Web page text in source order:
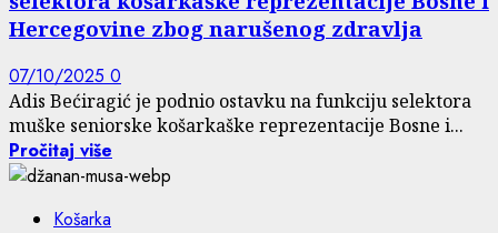
Hercegovine zbog narušenog zdravlja
07/10/2025 0
Adis Bećiragić je podnio ostavku na funkciju selektora
muške seniorske košarkaške reprezentacije Bosne i...
Pročitaj više
Košarka